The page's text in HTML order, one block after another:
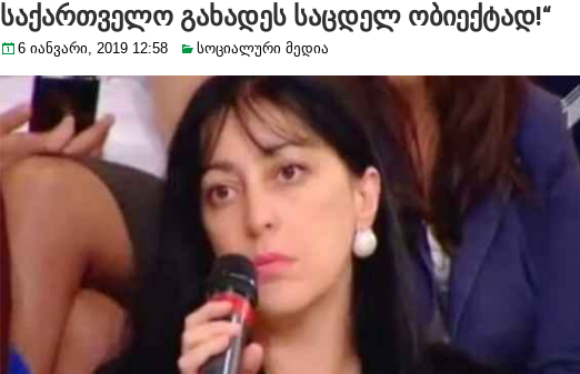
საქართველო გახადეს საცდელ ობიექტად!“
6 იანვარი, 2019 12:58 სოციალური მედია